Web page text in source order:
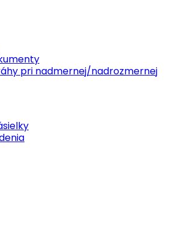
pri nadmernej/nadrozmernej